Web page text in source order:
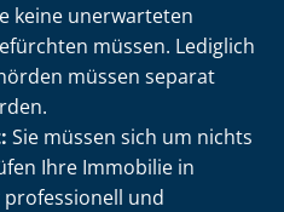
keine unerwarteten
müssen. Lediglich
müssen separat
Sie müssen sich um nichts
Ihre Immobilie in
und